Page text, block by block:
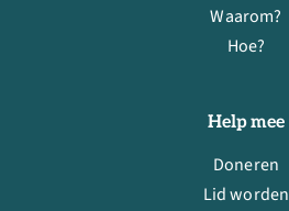
Waarom?
Hoe?
Help mee
Doneren
Lid worden